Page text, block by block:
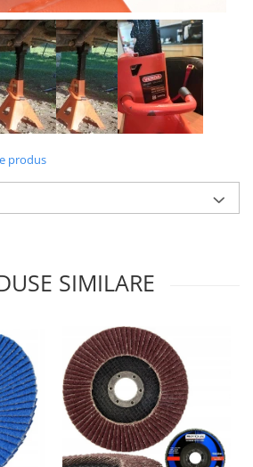
produs
SIMILARE